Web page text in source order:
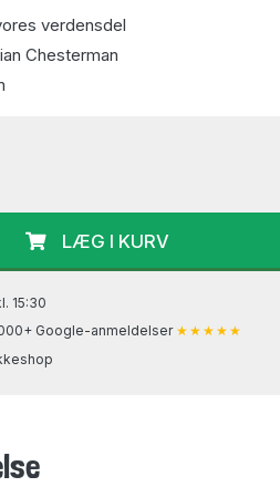
verdensdel
Chesterman
LÆG I KURV
15:30
Google-anmeldelser ★★★★★